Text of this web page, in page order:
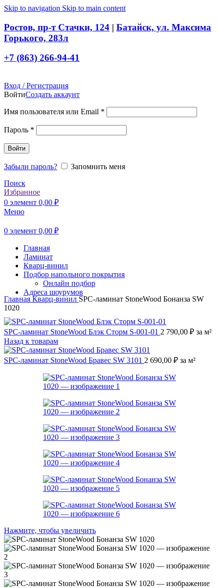
Skip to navigation Skip to main content
Ростов, пр-т Стачки, 124 | Батайск, ул. Максима
Горького, 283л
+7 (863) 266-94-41
Вход / Регистрация
ВойтиСоздать аккаунт
Имя пользователя или Email *
Пароль *
Войти
Забыли пароль?
Запомнить меня
Поиск
Избранное
0 элемент 0,00 ₽
Меню
0 элемент 0,00 ₽
Главная
Ламинат
Кварц-винил
Подбор напольного покрытия
Онлайн подбор
Адреса шоурумов
Главная Кварц-винил SPC-ламинат StoneWood Бонанза SW
1020
SPC-ламинат StoneWood Блэк Сторм S-001-01 2 790,00 ₽ за м²
Назад к товарам
SPC-ламинат StoneWood Бравес SW 3101 2 690,00 ₽ за м²
Нажмите, чтобы увеличить